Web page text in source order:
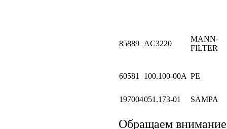
85889 AC3220
MANN-
FILTER
60581 100.100-00A PE
197004051.173-01 SAMPA
Обращаем